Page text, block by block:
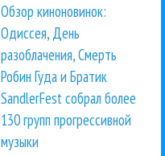
Обзор киноновинок:
Одиссея, День
разоблачения, Смерть
Робин Гуда и Братик
SandlerFest собрал более
130 групп прогрессивной
музыки